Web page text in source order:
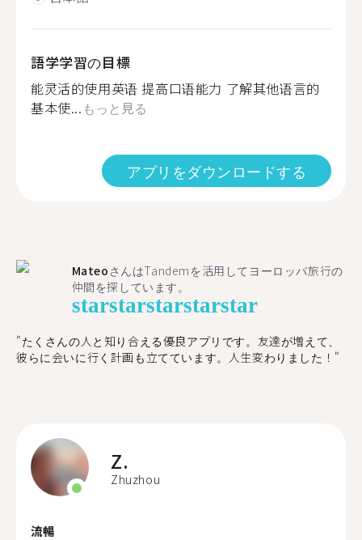
語学学習の目標
能灵活的使用英语 提高口语能力 了解其他语言的
基本使... もっと見る
アプリをダウンロードする
Mateo さんはTandemを活用してヨーロッパ旅行の
仲間を探しています。
starstarstarstarstar
"たくさんの人と知り合える優良アプリです。友達が増えて、
彼らに会いに行く計画も立てています。人生変わりました！"
Z.
Zhuzhou
流暢